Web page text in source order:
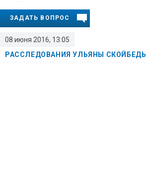
08 июня 2016, 13:05
РАССЛЕДОВАНИЯ УЛЬЯНЫ СКОЙБЕДЫ
ЗАДАТЬ ВОПРОС